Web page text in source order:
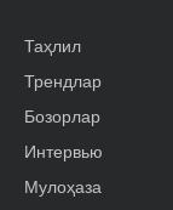
Таҳлил
Трендлар
Бозорлар
Интервью
Мулоҳаза